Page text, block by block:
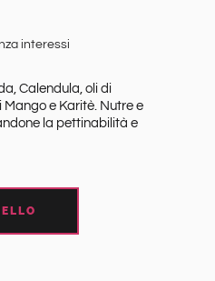
interessi
Calendula, oli di
e Karitè. Nutre e
la pettinabilità e